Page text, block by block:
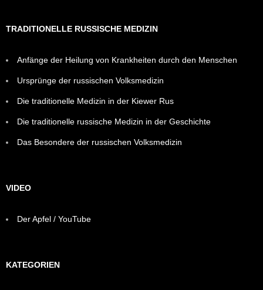
TRADITIONELLE RUSSISCHE MEDIZIN
Anfänge der Heilung von Krankheiten durch den Menschen
Ursprünge der russischen Volksmedizin
Die traditionelle Medizin in der Kiewer Rus
Die traditionelle russische Medizin in der Geschichte
Das Besondere der russischen Volksmedizin
VIDEO
Der Apfel / YouTube
KATEGORIEN